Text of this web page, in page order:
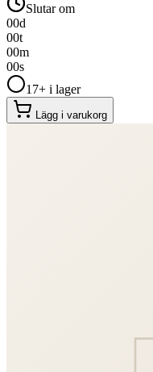
Slutar om
00d
00t
00m
00s
17+ i lager
Lägg i varukorg